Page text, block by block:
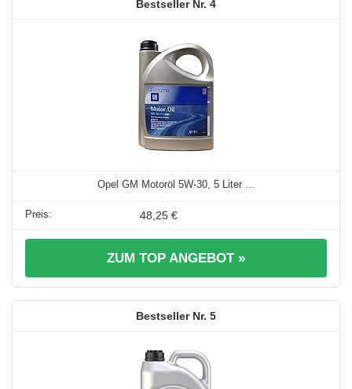
4
Opel GM Motoröl 5W-30, 5 Liter ...
48,25 €
ZUM TOP ANGEBOT »
5